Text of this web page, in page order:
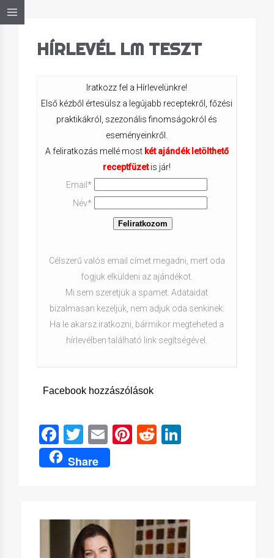
HÍRLEVÉL LM TESZT
Iratkozz fel a Hírlevelünkre!
Első kézből értesülsz a legújabb receptekről, főzési
praktikákról, szezonális finomságokról és
eseményeinkről.
A feliratkozás mellé most két ajándék letölthető
receptfüzet is jár!
Email*
Név*
Célszerű valós email címet megadni, mert oda
fogjuk elküldeni az ajándékot.
Mi sem szeretjük a spamet. Adataidat
bizalmasan kezeljük, nem adjuk oda senkinek.
Ha le akarsz iratkozni, bármikor megteheted a
hírlevélben található link segítségével.
Facebook hozzászólások
Facebook
Twitter
EmailPinterest
Reddit
Share